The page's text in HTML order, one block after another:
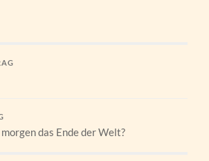
das Ende der Welt?